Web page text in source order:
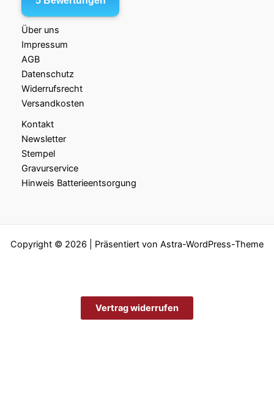
Über uns
Impressum
AGB
Datenschutz
Widerrufsrecht
Versandkosten
Kontakt
Newsletter
Stempel
Gravurservice
Hinweis Batterieentsorgung
Copyright © 2026 | Präsentiert von Astra-WordPress-Theme
Vertrag widerrufen